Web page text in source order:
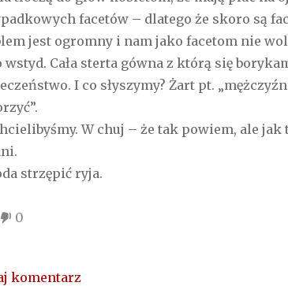
facetów – dlatego że skoro są
jest ogromny i nam jako facetom nie
wstyd. Cała sterta gówna z którą się
I co słyszymy? Żart pt.
W chuj – że tak powiem, ale
strzępić ryja.
0
komentarz